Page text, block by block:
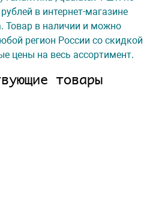
в интернет-магазине
Товар в наличии и можно
регион России со скидкой
цены на весь ассортимент.
товары